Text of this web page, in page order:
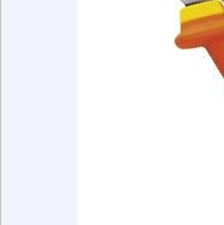
pois são projetados
você está
conectar cabos e
escolha certa.
duráveis, o que os